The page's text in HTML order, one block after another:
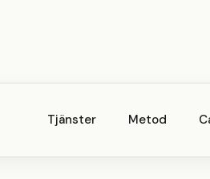
Tjänster Metod